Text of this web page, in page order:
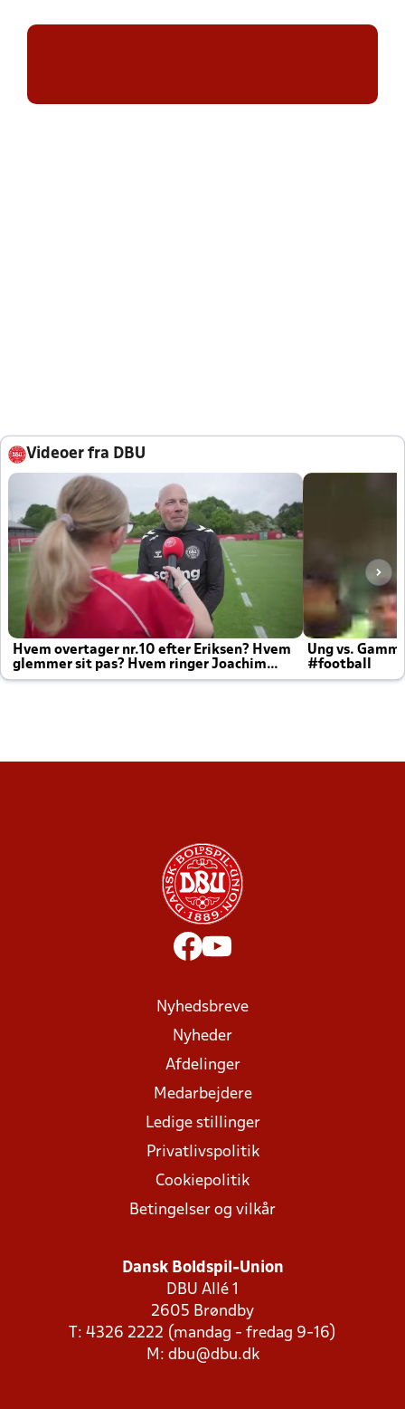
Videoer fra DBU
Hvem overtager nr.10 efter Eriksen? Hvem
glemmer sit pas? Hvem ringer Joachim
altid til efter kampe?
Ung vs.
#football
Nyhedsbreve
Nyheder
Afdelinger
Medarbejdere
Ledige stillinger
Privatlivspolitik
Cookiepolitik
Betingelser og vilkår
Dansk Boldspil-Union
DBU Allé 1
2605 Brøndby
T: 4326 2222 (mandag - fredag 9-16)
M: dbu@dbu.dk